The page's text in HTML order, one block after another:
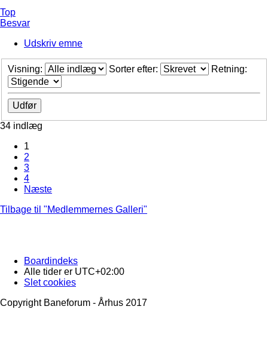
Top
Besvar
Udskriv emne
Visning: Sorter efter: Retning:
34 indlæg
1
2
3
4
Næste
Tilbage til "Medlemmernes Galleri"
Boardindeks
Alle tider er UTC+02:00
Slet cookies
Copyright Baneforum - Århus 2017